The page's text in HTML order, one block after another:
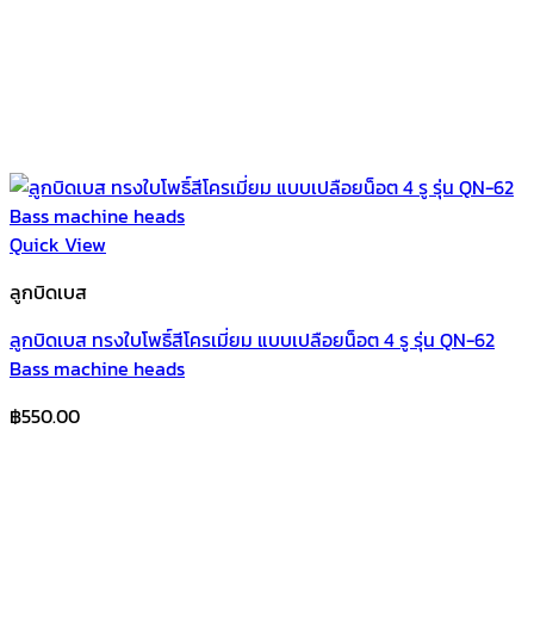
Quick View
ลูกบิดเบส
ลูกบิดเบส ทรงใบโพธิ์สีโครเมี่ยม แบบเปลือยน็อต 4 รู รุ่น QN-62
Bass machine heads
฿550.00